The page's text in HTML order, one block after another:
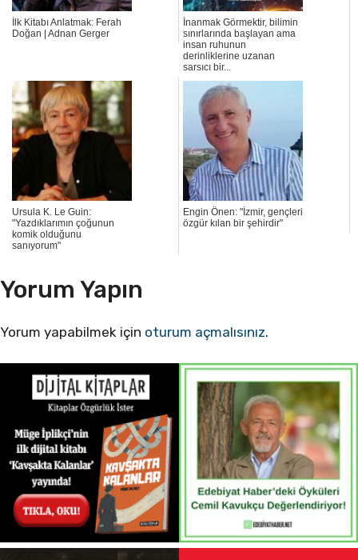
İlk Kitabı Anlatmak: Ferah
Doğan | Adnan Gerger
İnanmak Görmektir, bilimin
sınırlarında başlayan ama
insan ruhunun
derinliklerine uzanan
sarsıcı bir...
Ursula K. Le Guin:
"Yazdıklarımın çoğunun
komik olduğunu
sanıyorum"
Engin Önen: "İzmir, gençleri
özgür kılan bir şehirdir"
Yorum Yapın
Yorum yapabilmek için oturum açmalısınız.